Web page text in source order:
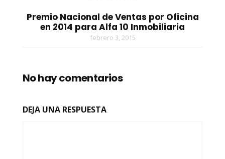
Premio Nacional de Ventas por Oficina
en 2014 para Alfa 10 Inmobiliaria
febrero 3, 2015
No hay comentarios
DEJA UNA RESPUESTA